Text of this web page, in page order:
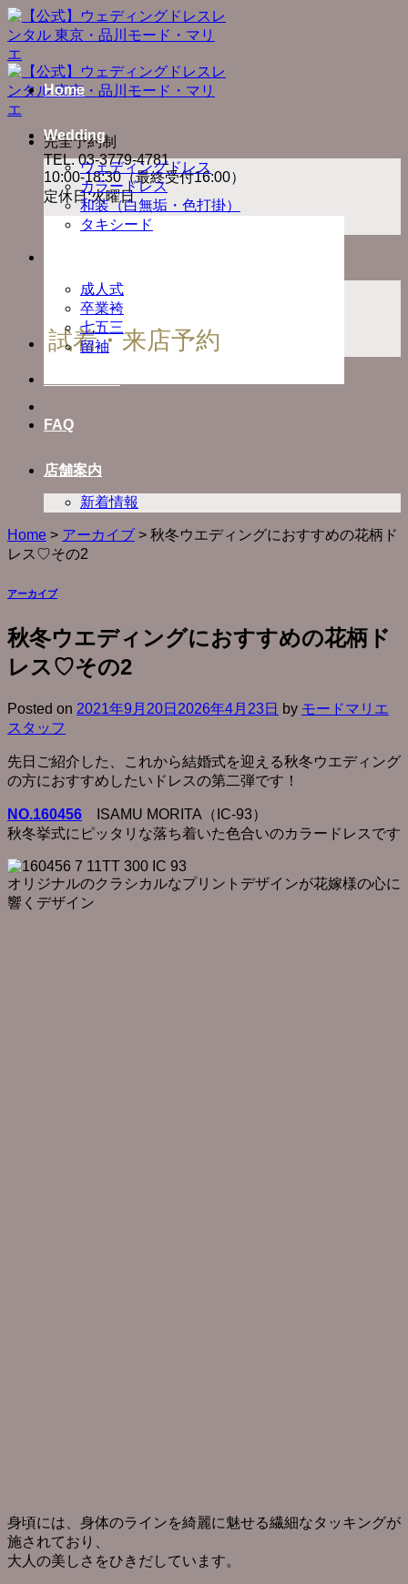
Skip
to
content
完全予約制
TEL. 03-3779-4781
10:00-18:30（最終受付16:00）
定休日:火曜日
試着・来店予約
Home
Wedding
ウェディングドレス
カラードレス
和装（白無垢・色打掛）
タキシード
成人式
卒業袴
七五三
留袖
FAQ
店舗案内
新着情報
Home > アーカイブ > 秋冬ウエディングにおすすめの花柄ド
レス♡その2
アーカイブ
秋冬ウエディングにおすすめの花柄ド
レス♡その2
Posted on 2021年9月20日 2026年4月23日 by モードマリエ
スタッフ
先日ご紹介した、これから結婚式を迎える秋冬ウエディング
の方におすすめしたいドレスの第二弾です！
NO.160456
ISAMU MORITA（IC-93）
秋冬挙式にピッタリな落ち着いた色合いのカラードレスです
オリジナルのクラシカルなプリントデザインが花嫁様の心に
響くデザイン
身頃には、身体のラインを綺麗に魅せる繊細なタッキングが
施されており、
大人の美しさをひきだしています。